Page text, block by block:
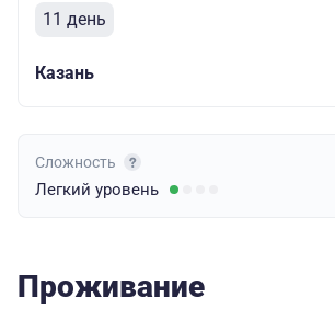
11 день
Казань
Сложность
Легкий уровень
Проживание